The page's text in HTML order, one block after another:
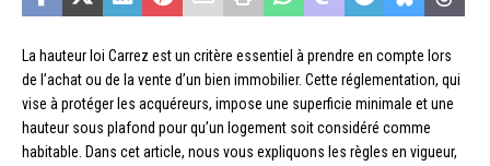
La hauteur loi Carrez est un critère essentiel à prendre en compte lors
de l’achat ou de la vente d’un bien immobilier. Cette réglementation, qui
vise à protéger les acquéreurs, impose une superficie minimale et une
hauteur sous plafond pour qu’un logement soit considéré comme
habitable. Dans cet article, nous vous expliquons les règles en vigueur,